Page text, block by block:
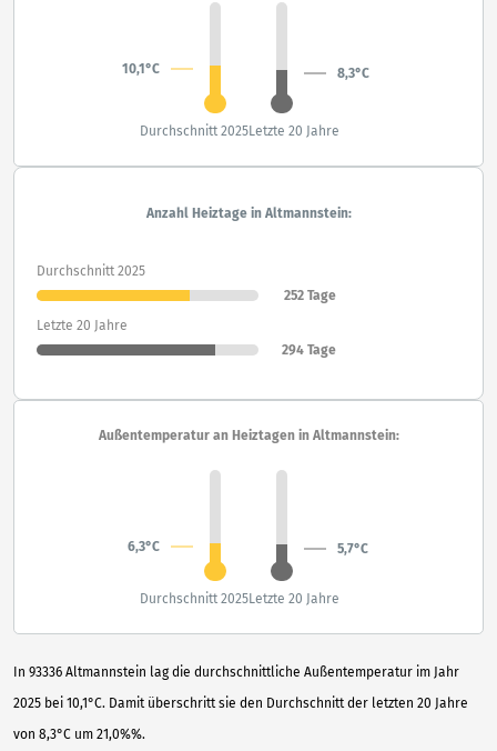
In 93336 Altmannstein lag die durchschnittliche Außentemperatur im Jahr
2025 bei 10,1°C. Damit überschritt sie den Durchschnitt der letzten 20 Jahre
von 8,3°C um 21,0%%.
10,1°C 8,3°C
Durchschnitt 2025Letzte 20 Jahre
Anzahl Heiztage in Altmannstein:
Durchschnitt 2025
252 Tage
Letzte 20 Jahre
294 Tage
Außentemperatur an Heiztagen in Altmannstein:
6,3°C 5,7°C
Durchschnitt 2025Letzte 20 Jahre